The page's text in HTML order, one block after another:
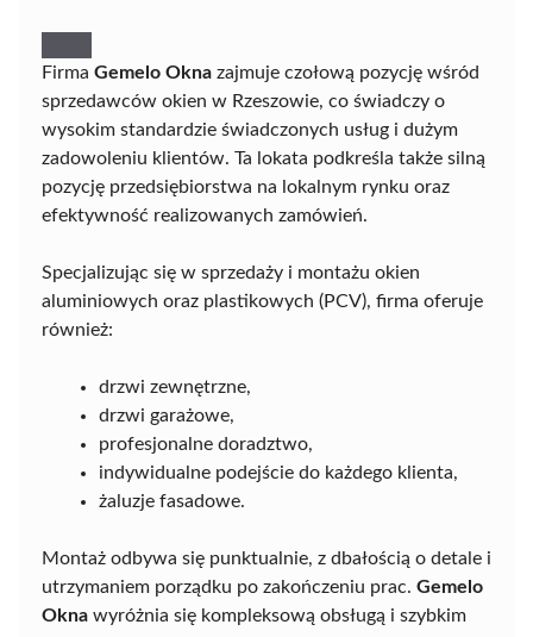
Firma Gemelo Okna zajmuje czołową pozycję wśród
sprzedawców okien w Rzeszowie, co świadczy o
wysokim standardzie świadczonych usług i dużym
zadowoleniu klientów. Ta lokata podkreśla także silną
pozycję przedsiębiorstwa na lokalnym rynku oraz
efektywność realizowanych zamówień.
Specjalizując się w sprzedaży i montażu okien
aluminiowych oraz plastikowych (PCV), firma oferuje
również:
drzwi zewnętrzne,
drzwi garażowe,
profesjonalne doradztwo,
indywidualne podejście do każdego klienta,
żaluzje fasadowe.
Montaż odbywa się punktualnie, z dbałością o detale i
utrzymaniem porządku po zakończeniu prac. Gemelo
Okna wyróżnia się kompleksową obsługą i szybkim